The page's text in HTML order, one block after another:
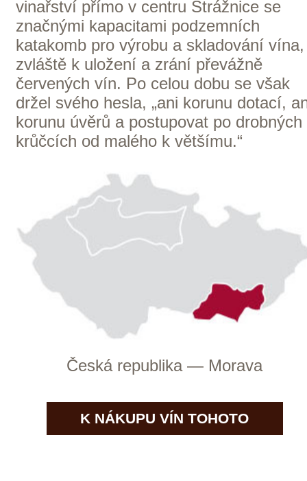
Německo — Franken
K NÁKUPU VÍN TOHOTO
VINAŘSTVÍ
Castello
Vicchiomaggio
Historické kořeny Castello Vicchimaggio
můžeme sledovat až do pátého století po